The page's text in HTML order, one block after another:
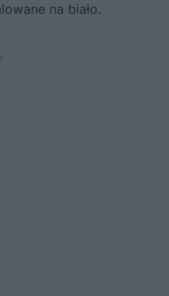
na biało.